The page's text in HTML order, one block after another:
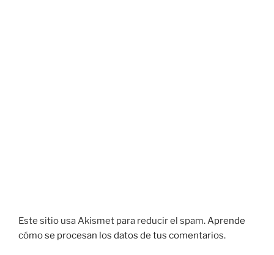
Este sitio usa Akismet para reducir el spam.Aprende
cómo se procesan los datos de tus comentarios.